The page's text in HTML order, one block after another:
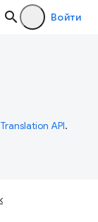
Войти
API.